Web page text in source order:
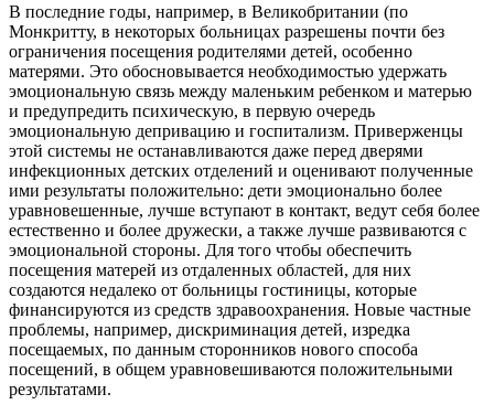
В последние годы, например, в Великобритании (по
Монкритту, в некоторых больницах разрешены почти без
ограничения посещения родителями детей, особенно
матерями. Это обосновывается необходимостью удержать
эмоциональную связь между маленьким ребенком и матерью
и предупредить психическую, в первую очередь
эмоциональную депривацию и госпитализм. Приверженцы
этой системы не останавливаются даже перед дверями
инфекционных детских отделений и оценивают полученные
ими результаты положительно: дети эмоционально более
уравновешенные, лучше вступают в контакт, ведут себя более
естественно и более дружески, а также лучше развиваются с
эмоциональной стороны. Для того чтобы обеспечить
посещения матерей из отдаленных областей, для них
создаются недалеко от больницы гостиницы, которые
финансируются из средств здравоохранения. Новые частные
проблемы, например, дискриминация детей, изредка
посещаемых, по данным сторонников нового способа
посещений, в общем уравновешиваются положительными
результатами.